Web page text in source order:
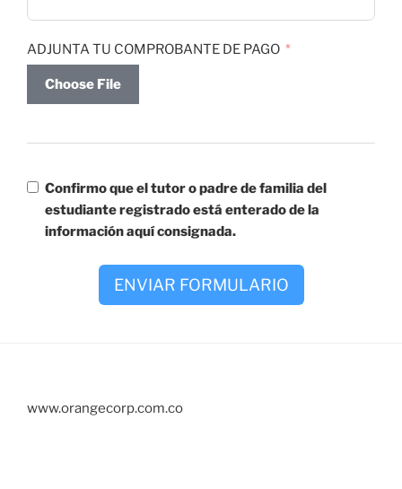
ADJUNTA TU COMPROBANTE DE PAGO
Choose File
Confirmo que el tutor o padre de familia del
estudiante registrado está enterado de la
información aquí consignada.
ENVIAR FORMULARIO
www.orangecorp.com.co